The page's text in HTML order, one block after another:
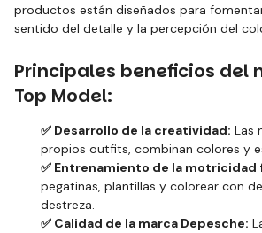
productos están diseñados para
sentido del detalle y la percepción del
Principales beneficios del
Top Model:
✅ Desarrollo de la creatividad: Las
propios outfits, combinan colores y
✅ Entrenamiento de la motricidad
pegatinas, plantillas y colorear con
destreza.
✅ Calidad de la marca Depesche: